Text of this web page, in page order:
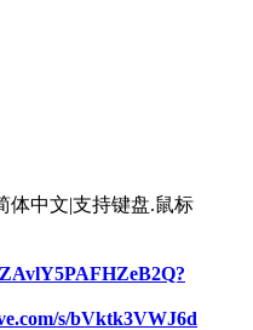
体中文|支持键盘.鼠标
s/bVktk3VWJ6d